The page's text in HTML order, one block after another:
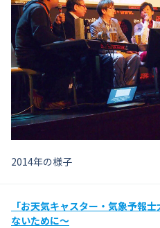
2014年の様子
「お天気キャスター・気象予報
ないために〜